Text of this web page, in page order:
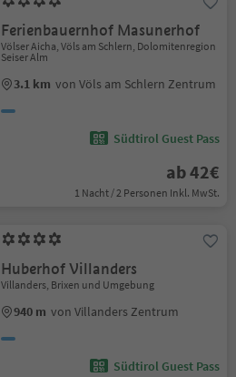
Ferienbauernhof Masunerhof
Völser Aicha, Völs am Schlern, Dolomitenregion
Seiser Alm
3.1 km von Völs am Schlern Zentrum
Südtirol Guest Pass
ab 42€
1 Nacht / 2 Personen Inkl. MwSt.
Huberhof Villanders
Villanders, Brixen und Umgebung
940 m von Villanders Zentrum
Südtirol Guest Pass